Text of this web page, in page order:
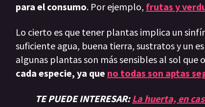
para el consumo. Por ejemplo, frutas y
Lo cierto es que tener plantas implica un
suficiente agua, buena tierra, sustratos y un
algunas plantas son más sensibles al sol que
cada especie, ya que no todas son aptas
TE PUEDE INTERESAR:La huerta, en